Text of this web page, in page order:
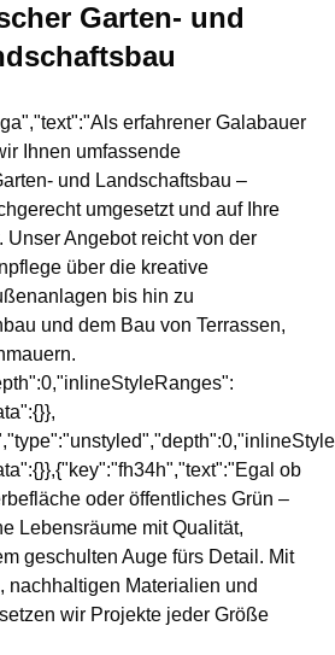
Garten- und
erfahrener Galabauer
Ihnen umfassende
und Landschaftsbau –
umgesetzt und auf Ihre
Unser Angebot reicht von der
über die kreative
bis hin zu
und dem Bau von Terrassen,
ob
oder öffentliches Grün –
Lebensräume mit Qualität,
geschulten Auge fürs Detail. Mit
nachhaltigen Materialien und
wir Projekte jeder Größe